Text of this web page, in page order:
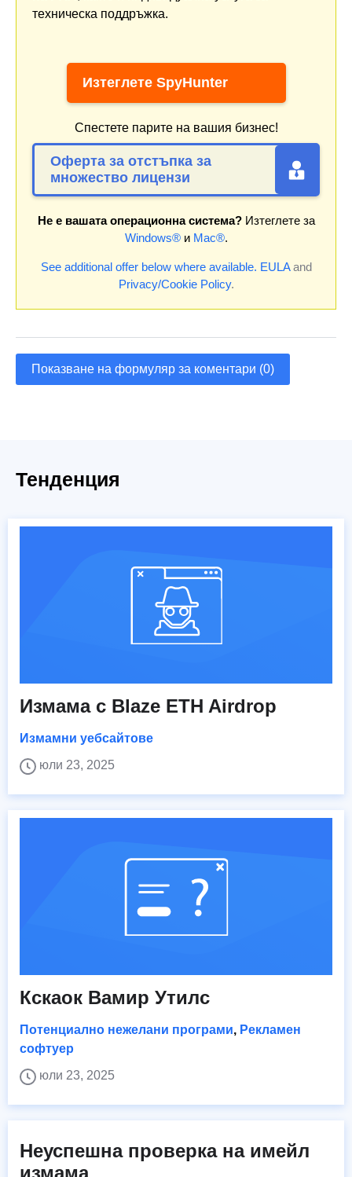
техническа поддръжка.
Изтеглете SpyHunter
Спестете парите на вашия бизнес!
Оферта за отстъпка за
множество лицензи
Не е вашата операционна система?Изтеглете за
Windows®и Mac®.
See additional offer below where available. EULAand
Privacy/Cookie Policy.
Показване на формуляр за коментари (0)
Тенденция
Измама с Blaze ETH Airdrop
Измамни уебсайтове
юли 23, 2025
Кскаок Вамир Утилс
Потенциално нежелани програми, Рекламен
софтуер
юли 23, 2025
Неуспешна проверка на имейл